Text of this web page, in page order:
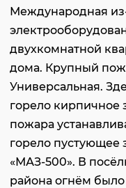
Международная
двухкомнатной
дома. Крупный
Универсальная.
горело кирпичное
пожара
горело пустующее
«МАЗ-500». В
района огнём